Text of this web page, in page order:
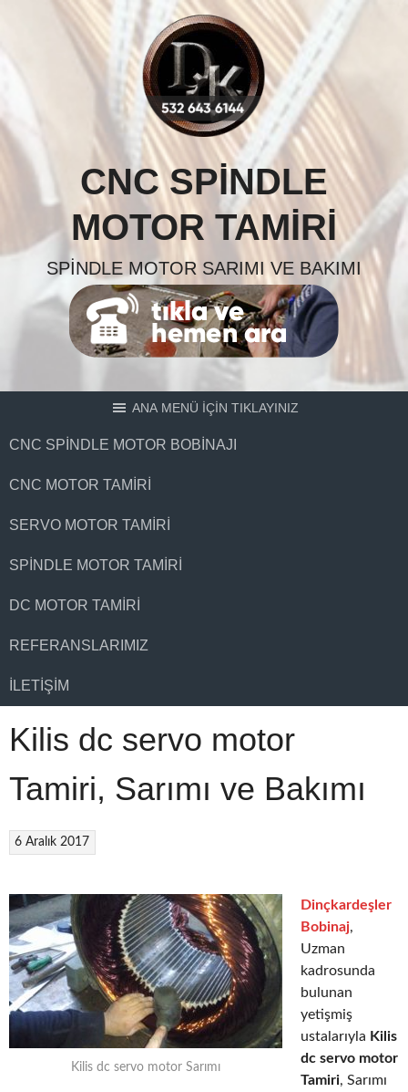
CNC SPINDLE
MOTOR TAMIRI
SPINDLE MOTOR SARIMI VE BAKIMI
ANA MENÜ İÇİN TIKLAYINIZ
CNC SPINDLE MOTOR BOBINAJI
CNC MOTOR TAMIRI
SERVO MOTOR TAMIRI
SPINDLE MOTOR TAMIRI
DC MOTOR TAMIRI
REFERANSLARIMIZ
İLETIŞIM
Kilis dc servo motor
Tamiri, Sarımı ve Bakımı
6 Aralık 2017
Kilis dc servo motor Sarımı
Dinçkardeşler
Bobinaj,
Uzman
kadrosunda
bulunan
yetişmiş
ustalarıyla Kilis
dc servo motor
Tamiri, Sarımı